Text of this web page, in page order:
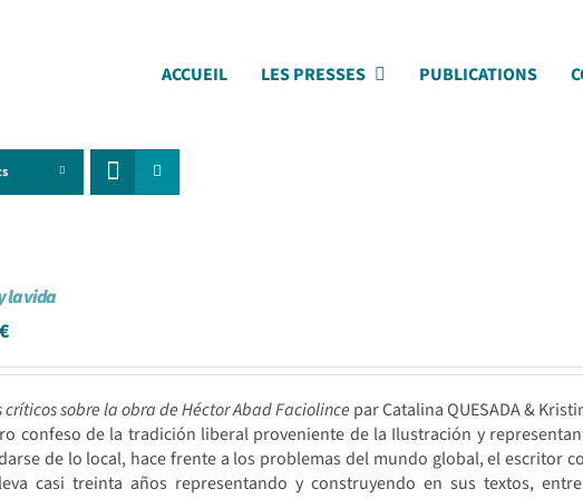
ACCUEIL LES PRESSES PUBLICATIONS
la vida
€
críticos sobre la obra de Héctor Abad Faciolince par Catalina QUESADA &
confeso de la tradición liberal proveniente de la Ilustración y
de lo local, hace frente a los problemas del mundo global, el escritor
casi treinta años representando y construyendo en sus textos,